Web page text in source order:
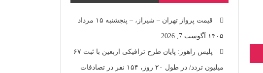
قیمت پرواز تهران – شیراز، – پنجشنبه ۱۵ مرداد
۱۴۰۵ آگوست 7, 2026
پلیس راهور: پایان طرح ترافیکی اربعین با ثبت ۶۷
میلیون تردد/ در طول ۲۰ روز، ۱۵۴ نفر در تصادفات